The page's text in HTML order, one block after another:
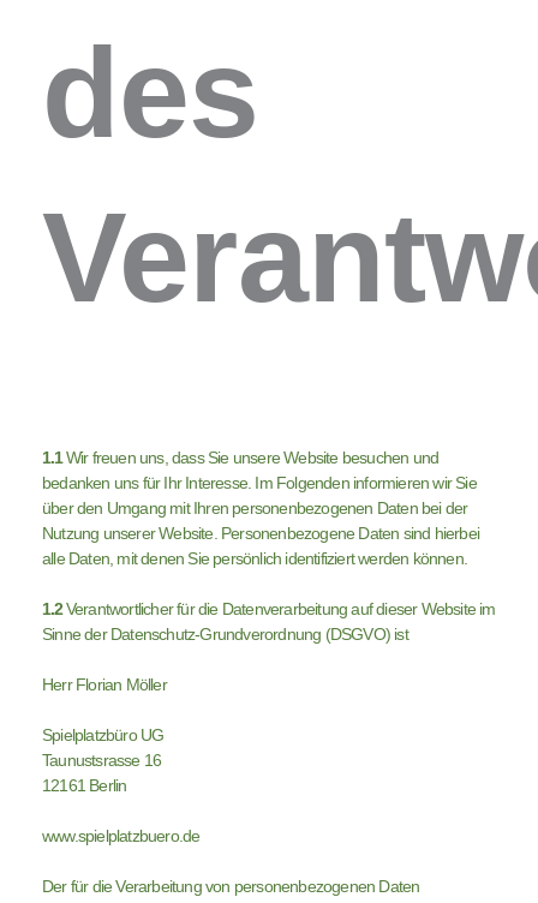
des
1.1Wir freuen uns, dass Sie unsere Website besuchen und
bedanken uns für Ihr Interesse. Im Folgenden informieren wir Sie
über den Umgang mit Ihren personenbezogenen Daten bei der
Nutzung unserer Website. Personenbezogene Daten sind hierbei
alle Daten, mit denen Sie persönlich identifiziert werden können.
1.2Verantwortlicher für die Datenverarbeitung auf dieser Website im
Sinne der Datenschutz-Grundverordnung (DSGVO) ist
Herr Florian Möller
Spielplatzbüro UG
Taunustsrasse 16
12161 Berlin
www.spielplatzbuero.de
Der für die Verarbeitung von personenbezogenen Daten